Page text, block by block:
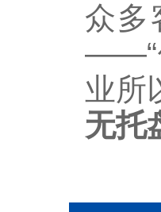
众多
——“
业所
无托